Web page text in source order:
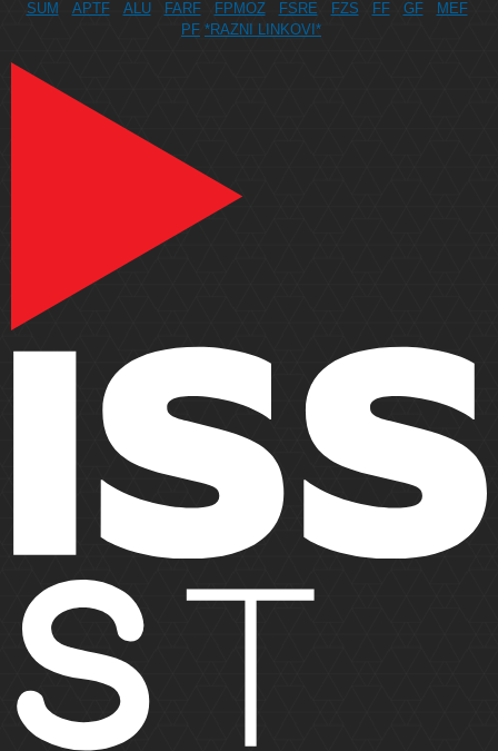
SUM APTF ALU FARF FPMOZ FSRE FZS FF GF
MEF
PF *RAZNI LINKOVI*